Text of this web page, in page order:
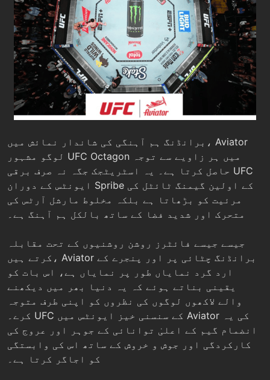
برانڈنگ ہم آہنگی کی شاندار نمائش میں، Aviator
لوگو مشہور UFC Octagon میں ہر زاویے سے توجہ
حاصل کرتا ہے۔ یہ اسٹریٹجک جگہ نہ صرف برقی UFC
ایونٹس کے دوران Spribe کے اولین گیمنگ ٹائٹل کی
مرئیت کو بڑھاتا ہے بلکہ مخلوط مارشل آرٹس کی
متحرک اور شدید فضا کے ساتھ بالکل ہم آہنگ ہے۔
جیسے جیسے فائٹرز روشن روشنیوں کے تحت مقابلہ
کرتے ہیں، Aviator برانڈنگ چٹائی پر اور پنجرے کے
ارد گرد نمایاں طور پر نمایاں ہے، اس بات کو
یقینی بناتے ہوئے کہ یہ دنیا بھر میں دیکھنے
والے لاکھوں لوگوں کی نظروں کو اپنی طرف متوجہ
کرے۔ UFC کے سنسنی خیز ایونٹس میں Aviator کی یہ
انضمام گیم کے اعلیٰ توانائی کے جوہر اور عروج کی
کارکردگی اور جوش و خروش کے ساتھ اس کی وابستگی
کو اجاگر کرتا ہے۔